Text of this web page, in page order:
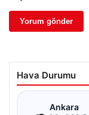
Hava Durumu
Ankara